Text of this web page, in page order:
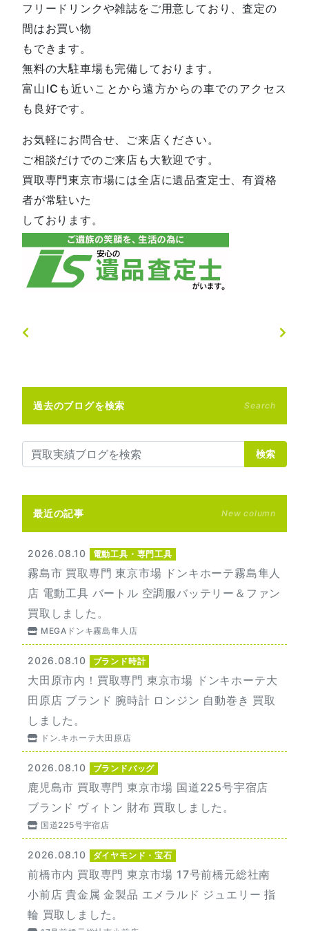
フリードリンクや雑誌をご用意しており、査定の
間はお買い物
もできます。
無料の大駐車場も完備しております。
富山ICも近いことから遠方からの車でのアクセス
も良好です。
お気軽にお問合せ、ご来店ください。
ご相談だけでのご来店も大歓迎です。
買取専門東京市場には全店に遺品査定士、有資格
者が常駐いた
しております。
過去のブログを検索 Search
検索
最近の記事 New column
2026.08.10 電動工具・専門工具
霧島市 買取専門 東京市場 ドンキホーテ霧島隼人
店 電動工具 バートル 空調服バッテリー＆ファン
買取しました。
MEGAドンキ霧島隼人店
2026.08.10 ブランド時計
大田原市内！買取専門 東京市場 ドンキホーテ大
田原店 ブランド 腕時計 ロンジン 自動巻き 買取
しました。
ドン.キホーテ大田原店
2026.08.10 ブランドバッグ
鹿児島市 買取専門 東京市場 国道225号宇宿店
ブランド ヴィトン 財布 買取しました。
国道225号宇宿店
2026.08.10 ダイヤモンド・宝石
前橋市内 買取専門 東京市場 17号前橋元総社南
小前店 貴金属 金製品 エメラルド ジュエリー 指
輪 買取しました。